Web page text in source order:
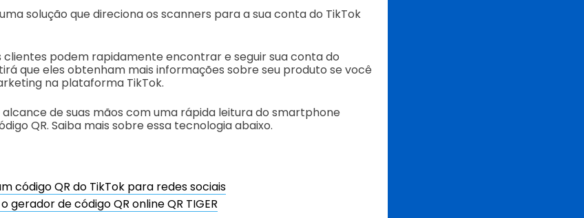
solução que direciona os scanners para a sua conta do TikTok
clientes podem rapidamente encontrar e seguir sua conta do
que eles obtenham mais informações sobre seu produto se você
na plataforma TikTok.
de suas mãos com uma rápida leitura do smartphone
QR. Saiba mais sobre essa tecnologia abaixo.
código QR do TikTok para redes sociais
gerador de código QR online QR TIGER